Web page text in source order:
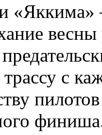
«Яккима»
весны
с